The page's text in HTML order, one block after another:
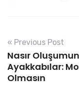
« Previous Post
Nasır
Ayakkabılar:
Olmasın